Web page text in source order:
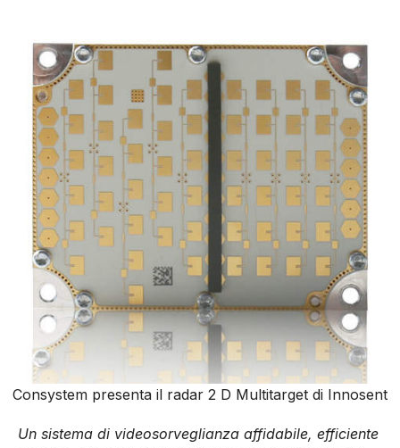
Consystem presenta il radar 2 D Multitarget di Innosent
Un sistema di videosorveglianza affidabile, efficiente